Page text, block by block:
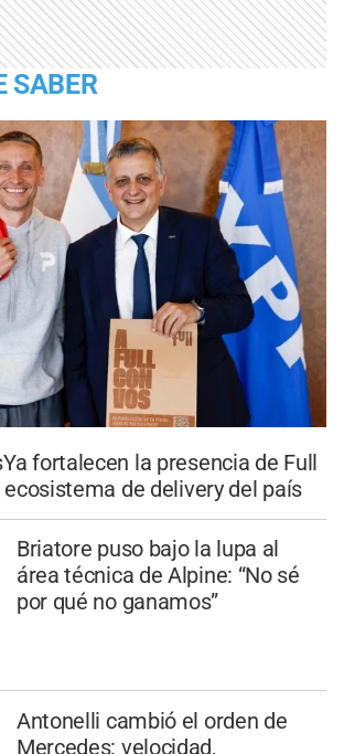
SABER
fortalecen la presencia de Full
de delivery del país
Briatore puso bajo la lupa al
área técnica de Alpine: “No sé
por qué no ganamos”
Antonelli cambió el orden de
Mercedes: velocidad,